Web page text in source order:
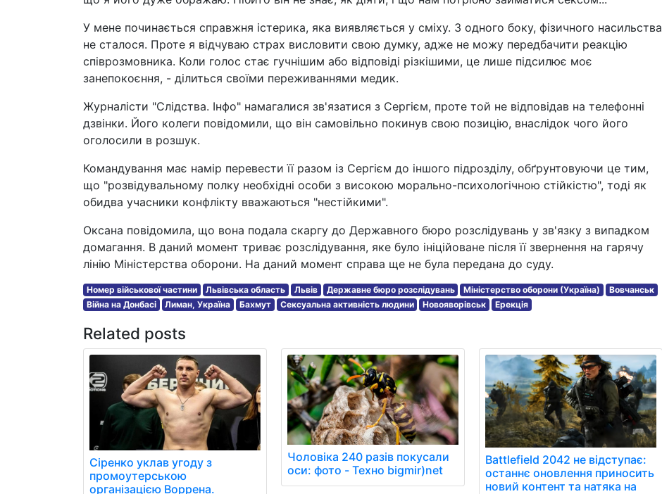
У мене починається справжня істерика, яка виявляється у сміху. З одного боку, фізичного насильства
не сталося. Проте я відчуваю страх висловити свою думку, адже не можу передбачити реакцію
співрозмовника. Коли голос стає гучнішим або відповіді різкішими, це лише підсилює моє
занепокоєння, - ділиться своїми переживаннями медик.
Журналісти "Слідства. Інфо" намагалися зв'язатися з Сергієм, проте той не відповідав на телефонні
дзвінки. Його колеги повідомили, що він самовільно покинув свою позицію, внаслідок чого його
оголосили в розшук.
Командування має намір перевести її разом із Сергієм до іншого підрозділу, обґрунтовуючи це тим,
що "розвідувальному полку необхідні особи з високою морально-психологічною стійкістю", тоді як
обидва учасники конфлікту вважаються "нестійкими".
Оксана повідомила, що вона подала скаргу до Державного бюро розслідувань у зв'язку з випадком
домагання. В даний момент триває розслідування, яке було ініційоване після її звернення на гарячу
лінію Міністерства оборони. На даний момент справа ще не була передана до суду.
Номер військової частини Львівська область Львів Державне бюро розслідувань Міністерство оборони (Україна)
Вовчанськ
Війна на Донбасі
Лиман, Україна Бахмут Сексуальна активність людини Новояворівськ Ерекція
Related posts
Сіренко уклав угоду з
промоутерською
організацією Воррена.
Чоловіка 240 разів покусали
оси: фото - Техно bigmir)net
Battlefield 2042 не відступає:
останнє оновлення приносить
новий контент та натяка на